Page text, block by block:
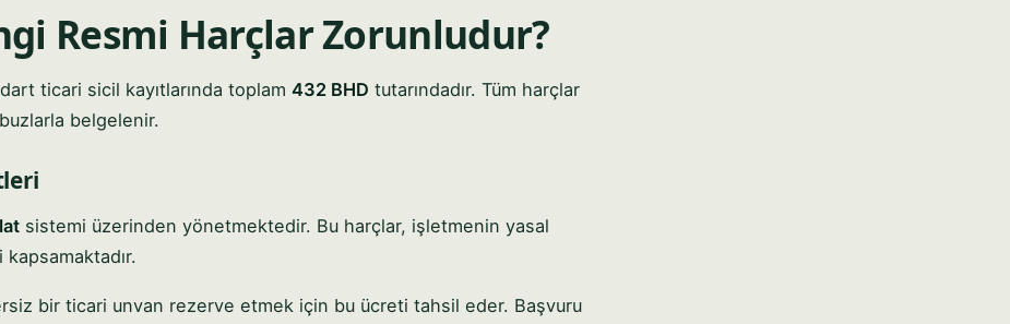
Resmi Harçlar Zorunludur?
ticari sicil kayıtlarında toplam 432 BHD tutarındadır. Tüm harçlar
belgelenir.
sistemi üzerinden yönetmektedir. Bu harçlar, işletmenin yasal
bir ticari unvan rezerve etmek için bu ücreti tahsil eder. Başvuru